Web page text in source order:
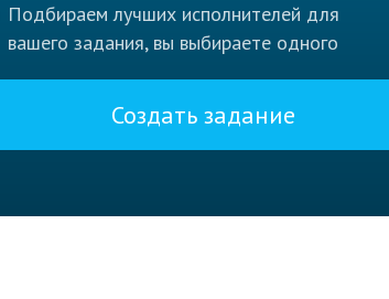
Подбираем лучших исполнителей для
вашего задания, вы выбираете одного
Создать задание